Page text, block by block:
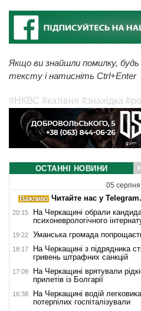
Якщо ви знайшли помилку, будь
тексту і натисніть Ctrl+Enter
#НКВС #катівня #знахідка
ОСТАННІ НОВИНИ
05
Читайте нас у
20:15
На Черкащині обрали
психоневрологічного
19:22 Уманська громада
18:17
На Черкащині з підрядника
гривень штрафних санкцій
17:09
На Черкащині врятували
прилетів із Болгарії
16:38
На Черкащині водій
потерпілих госпіталізували